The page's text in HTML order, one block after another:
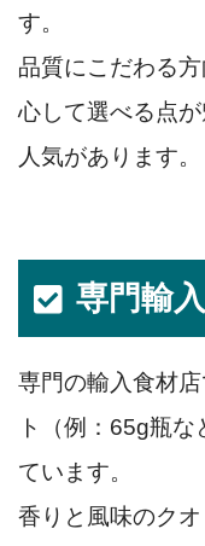
す。
品質にこだわる
心して選べる点
人気があります。
専門輸
専門の輸入食材
ト（例：65g瓶
ています。
香りと風味のク